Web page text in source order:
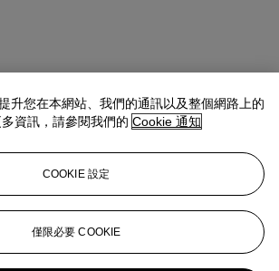
of Department
升您在本網站、我們的通訊以及整個網路上的
資訊，請參閱我們的 Cookie 通知
COOKIE 設定
僅限必要 COOKIE